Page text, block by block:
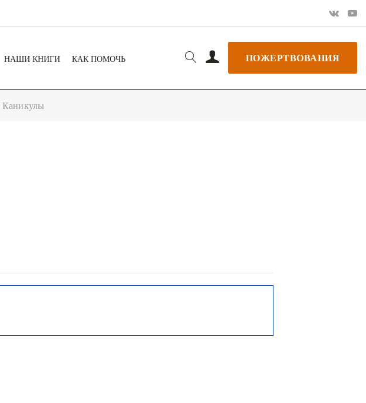
НАШИ КНИГИ КАК ПОМОЧЬ ПОЖЕРТВОВАНИЯ
Каникулы